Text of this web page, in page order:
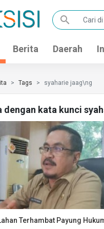
search
Berita Daerah
Tags syaharie jaag\ng
dengan kata kunci
Terhambat Payung